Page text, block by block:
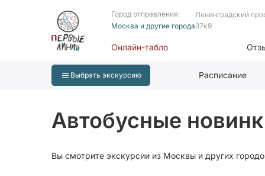
Город отправления:
Москва и другие города
Ленинградский
37к9
Онлайн-табло
Выбрать экскурсию Расписание
Автобусные
Вы смотрите экскурсии из Москвы и других